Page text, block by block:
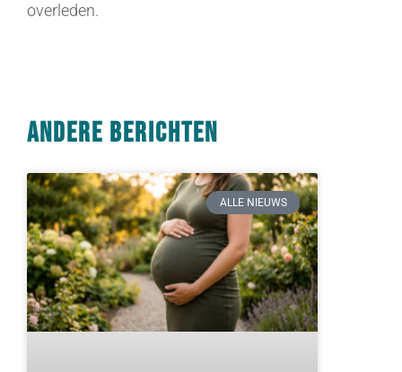
overleden.
Andere berichten
ALLE NIEUWS